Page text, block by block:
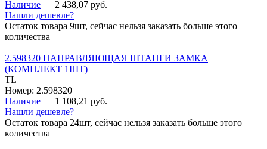
Наличие
2 438,07 руб.
Нашли дешевле?
Остаток товара 9шт, сейчас нельзя заказать больше этого
количества
2.598320 НАПРАВЛЯЮЩАЯ ШТАНГИ ЗАМКА
(КОМПЛЕКТ 1ШТ)
TL
Номер: 2.598320
Наличие
1 108,21 руб.
Нашли дешевле?
Остаток товара 24шт, сейчас нельзя заказать больше этого
количества